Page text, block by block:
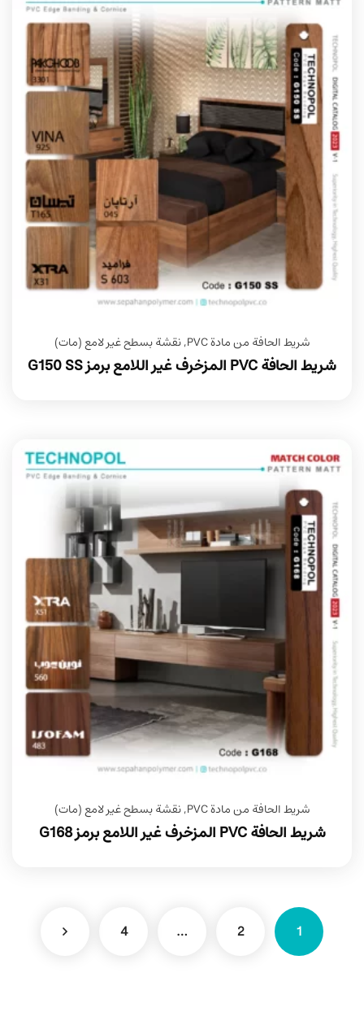
شريط الحافة من مادة PVC ,نقشة بسطح غير لامع (مات)
شريط الحافة PVC المزخرف غير اللامع برمز G150 SS
شريط الحافة من مادة PVC ,نقشة بسطح غير لامع (مات)
شريط الحافة PVC المزخرف غير اللامع برمز G168
1
2
…
4